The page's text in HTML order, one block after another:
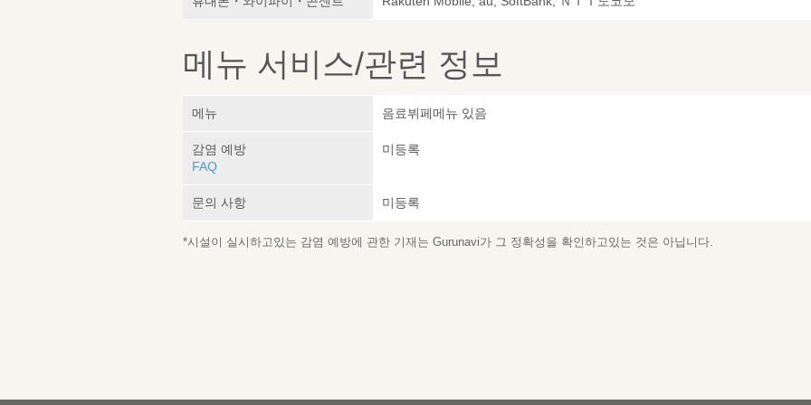
메뉴 서비스/관련 정보
메뉴 음료뷔페메뉴 있음
감염 예방
FAQ
미등록
문의 사항 미등록
*시설이 실시하고있는 감염 예방에 관한 기재는 Gurunavi가 그 정확성을 확인하고있는 것은 아닙니다.